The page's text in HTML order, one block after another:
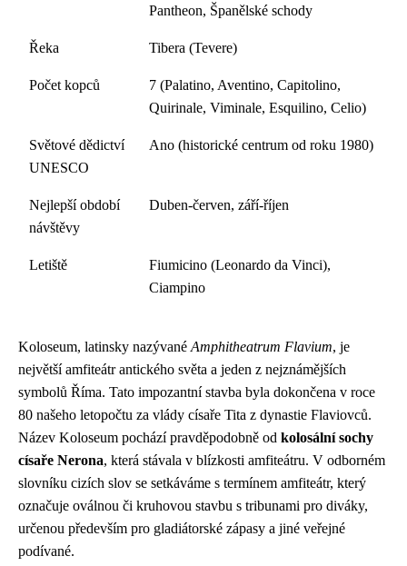
Pantheon, Španělské schody
Řeka Tibera (Tevere)
Počet kopců
7 (Palatino, Aventino, Capitolino,
Quirinale, Viminale, Esquilino, Celio)
Světové dědictví
UNESCO
Ano (historické centrum od roku 1980)
Nejlepší období
návštěvy
Duben-červen, září-říjen
Letiště
Fiumicino (Leonardo da Vinci),
Ciampino
Koloseum, latinsky nazývané Amphitheatrum Flavium, je
největší amfiteátr antického světa a jeden z nejznámějších
symbolů Říma. Tato impozantní stavba byla dokončena v roce
80 našeho letopočtu za vlády císaře Tita z dynastie Flaviovců.
Název Koloseum pochází pravděpodobně od kolosální sochy
císaře Nerona, která stávala v blízkosti amfiteátru. V odborném
slovníku cizích slov se setkáváme s termínem amfiteátr, který
označuje oválnou či kruhovou stavbu s tribunami pro diváky,
určenou především pro gladiátorské zápasy a jiné veřejné
podívané.